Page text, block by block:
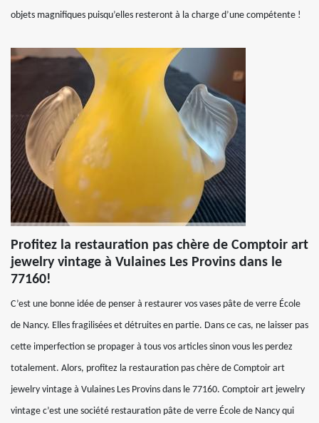
objets magnifiques puisqu’elles resteront à la charge d’une compétente !
Profitez la restauration pas chère de Comptoir art
jewelry vintage à Vulaines Les Provins dans le
77160!
C’est une bonne idée de penser à restaurer vos vases pâte de verre École
de Nancy. Elles fragilisées et détruites en partie. Dans ce cas, ne laisser pas
cette imperfection se propager à tous vos articles sinon vous les perdez
totalement. Alors, profitez la restauration pas chère de Comptoir art
jewelry vintage à Vulaines Les Provins dans le 77160. Comptoir art jewelry
vintage c’est une société restauration pâte de verre École de Nancy qui